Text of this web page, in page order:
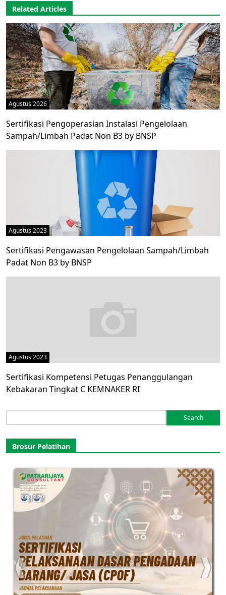
Related Articles
Agustus 2026
Sertifikasi Pengoperasian Instalasi Pengelolaan
Sampah/Limbah Padat Non B3 by BNSP
Agustus 2023
Sertifikasi Pengawasan Pengelolaan Sampah/Limbah
Padat Non B3 by BNSP
Agustus 2023
Sertifikasi Kompetensi Petugas Penanggulangan
Kebakaran Tingkat C KEMNAKER RI
for:
Brosur Pelatihan